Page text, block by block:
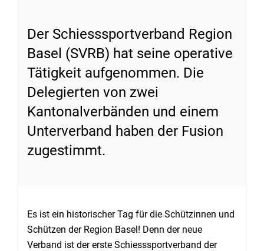
Der Schiesssportverband Region
Basel (SVRB) hat seine operative
Tätigkeit aufgenommen. Die
Delegierten von zwei
Kantonalverbänden und einem
Unterverband haben der Fusion
zugestimmt.
Es ist ein historischer Tag für die Schützinnen und
Schützen der Region Basel! Denn der neue
Verband ist der erste Schiesssportverband der